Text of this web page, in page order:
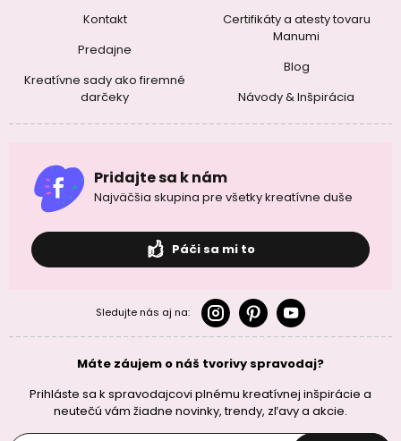
Kontakt
Predajne
Kreatívne sady ako firemné
darčeky
Certifikáty a atesty tovaru
Manumi
Blog
Návody & Inšpirácia
Pridajte sa k nám
Najväčšia skupina pre všetky kreatívne duše
Páči sa mi to
Sledujte nás aj na:
Máte záujem o náš tvorivy spravodaj?
Prihláste sa k spravodajcovi plnému kreatívnej inšpirácie a
neutečú vám žiadne novinky, trendy, zľavy a akcie.